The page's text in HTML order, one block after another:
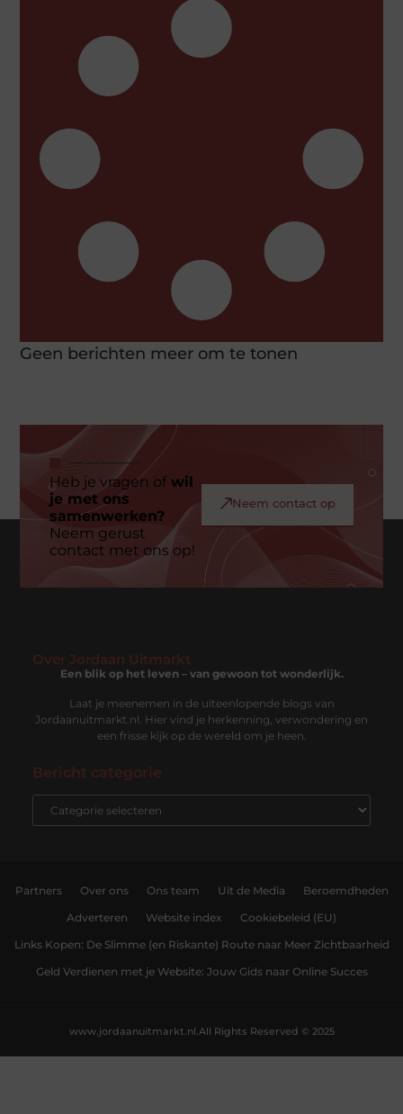
Geen berichten meer om te tonen
Heb je vragen ofwil
je met ons
samenwerken?
Neem gerust
contact met ons op!
Neem contact op
Over Jordaan Uitmarkt
Een blik op het leven – van gewoon tot wonderlijk.
Laat je meenemen in de uiteenlopende blogs van
Jordaanuitmarkt.nl. Hier vind je herkenning, verwondering en
een frisse kijk op de wereld om je heen.
Bericht categorie
Partners Over ons Ons team Uit de Media Beroemdheden
Adverteren Website index Cookiebeleid (EU)
Links Kopen: De Slimme (en Riskante) Route naar Meer Zichtbaarheid
Geld Verdienen met je Website: Jouw Gids naar Online Succes
All Rights Reserved © 2025
www.jordaanuitmarkt.nl.